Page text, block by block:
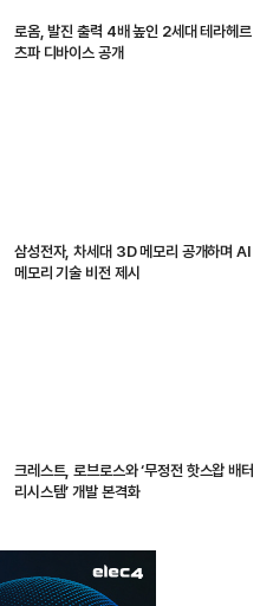
로옴, 발진 출력 4배 높인 2세대 테라헤르
츠파 디바이스 공개
삼성전자, 차세대 3D 메모리 공개하며 AI
메모리 기술 비전 제시
크레스트, 로브로스와 ‘무정전 핫스왑 배터
리시스템’ 개발 본격화